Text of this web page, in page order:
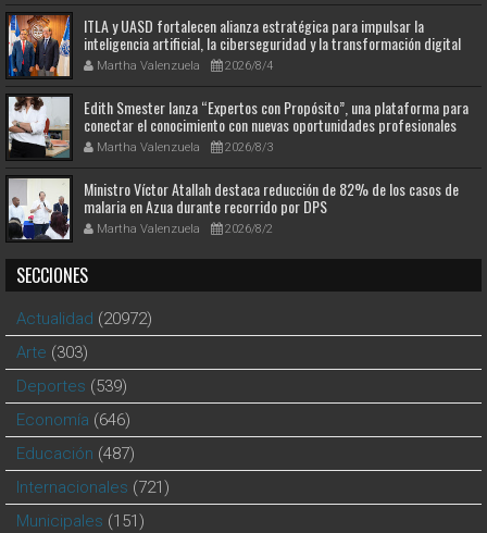
ITLA y UASD fortalecen alianza estratégica para impulsar la
inteligencia artificial, la ciberseguridad y la transformación digital
Martha Valenzuela 2026/8/4
Edith Smester lanza “Expertos con Propósito”, una plataforma para
conectar el conocimiento con nuevas oportunidades profesionales
Martha Valenzuela 2026/8/3
Ministro Víctor Atallah destaca reducción de 82% de los casos de
malaria en Azua durante recorrido por DPS
Martha Valenzuela 2026/8/2
SECCIONES
Actualidad (20972)
Arte (303)
Deportes (539)
Economía (646)
Educación (487)
Internacionales (721)
Municipales (151)